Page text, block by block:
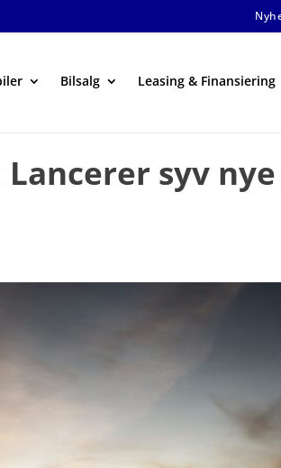
Bilsalg Leasing & Finansiering
syv